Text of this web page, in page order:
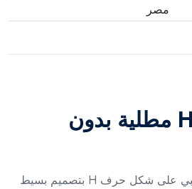
مصر
أقراط حرف H مطلية بدون
أقراط مطلية باللون الذهبي على شكل حرف H بتصميم بسيط